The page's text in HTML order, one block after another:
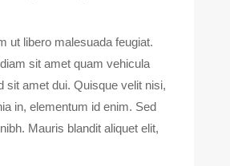
ut libero malesuada feugiat.
sit amet quam vehicula
sit amet dui. Quisque velit nisi,
in, elementum id enim. Sed
Mauris blandit aliquet elit,